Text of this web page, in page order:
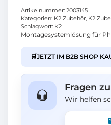
Artikelnummer: 2003145
Kategorien: K2 Zubehör, K2
Schlagwort: K2
Montagesystemlösung für
🛒JETZT IM B2B SHOP
Fragen
Wir helfen